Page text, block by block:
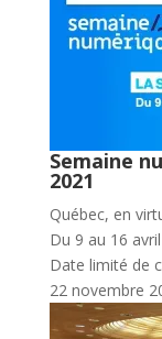
Semaine
2021
Québec, en
Du 9 au 16
Date limité de
22 novembre